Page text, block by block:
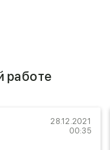
работе
28.12.2021
00:35